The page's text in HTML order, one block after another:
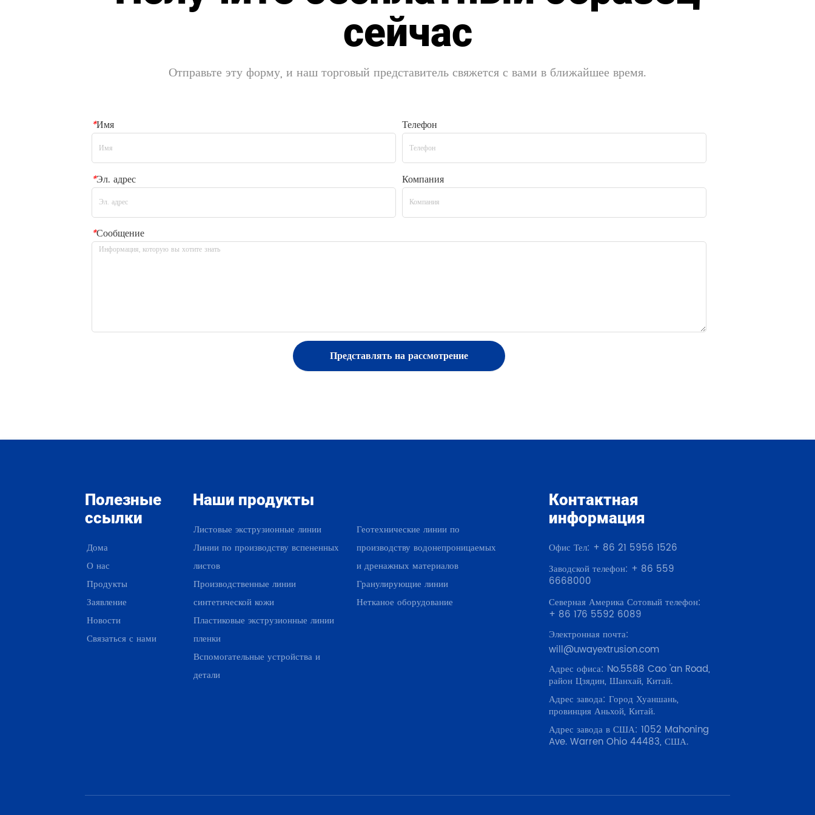
сейчас
Отправьте эту форму, и наш торговый представитель свяжется с вами в ближайшее время.
*Имя Телефон
*Эл. адрес Компания
*Сообщение
Представлять на рассмотрение
Полезные
ссылки
Дома
О нас
Продукты
Заявление
Новости
Связаться с нами
Наши продукты
Листовые экструзионные линии
Линии по производству вспененных
листов
Производственные линии
синтетической кожи
Пластиковые экструзионные линии
пленки
Вспомогательные устройства и
детали
Геотехнические линии по
производству водонепроницаемых
и дренажных материалов
Гранулирующие линии
Нетканое оборудование
Контактная
информация
Офис Тел: + 86 21 5956 1526
Заводской телефон: + 86 559
6668000
Северная Америка Сотовый телефон:
+ 86 176 5592 6089
Электронная почта:
will@uwayextrusion.com
Адрес офиса: No.5588 Cao 'an Road,
район Цзядин, Шанхай, Китай.
Адрес завода: Город Хуаншань,
провинция Аньхой, Китай.
Адрес завода в США: 1052 Mahoning
Ave. Warren Ohio 44483, США.